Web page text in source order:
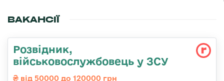
ВАКАНСІЇ
Розвідник,
військовослужбовець у ЗСУ
від 50000 до 120000 грн